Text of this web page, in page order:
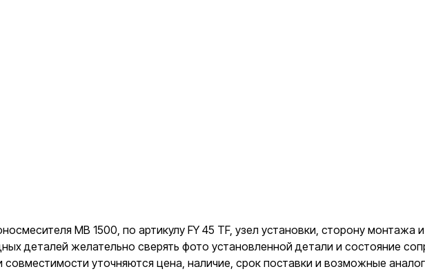
MB 1500, по артикулу FY 45 TF, узел установки, сторону монтажа
деталей желательно сверять фото установленной детали и состояние
уточняются цена, наличие, срок поставки и возможные